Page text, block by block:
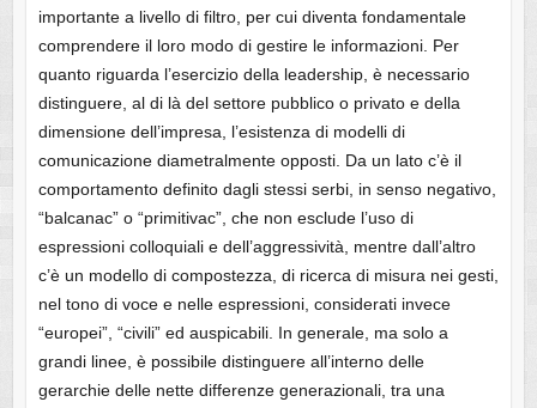
importante a livello di filtro, per cui diventa fondamentale
comprendere il loro modo di gestire le informazioni. Per
quanto riguarda l’esercizio della leadership, è necessario
distinguere, al di là del settore pubblico o privato e della
dimensione dell’impresa, l’esistenza di modelli di
comunicazione diametralmente opposti. Da un lato c’è il
comportamento definito dagli stessi serbi, in senso negativo,
“balcanac” o “primitivac”, che non esclude l’uso di
espressioni colloquiali e dell’aggressività, mentre dall’altro
c’è un modello di compostezza, di ricerca di misura nei gesti,
nel tono di voce e nelle espressioni, considerati invece
“europei”, “civili” ed auspicabili. In generale, ma solo a
grandi linee, è possibile distinguere all’interno delle
gerarchie delle nette differenze generazionali, tra una